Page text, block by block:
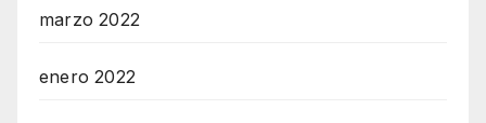
marzo 2022
enero 2022